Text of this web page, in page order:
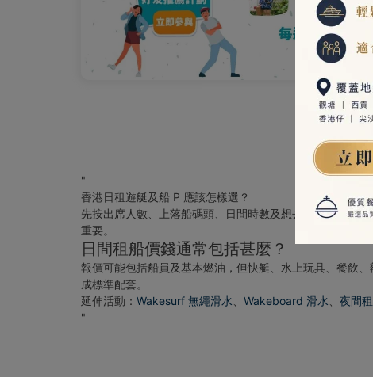
"
香港日租遊艇及船 P 應該怎樣選？
先按出席人數、上落船碼頭、日間時數及想去的水域縮窄
重要。
日間租船價錢通常包括甚麼？
報價可能包括船員及基本燃油，但快艇、水上玩具、餐飲
成標準配套。
延伸活動： Wakesurf 無繩滑水 Wakeboard 滑水 夜間
"